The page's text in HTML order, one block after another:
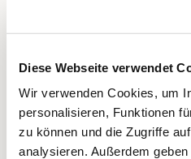
Diese Webseite verwendet
Wir verwenden Cookies, um
personalisieren, Funktionen
zu können und die Zugriffe
analysieren. Außerdem
Nach dem Gottesdienst gibt
gedanklich auszutauschen.